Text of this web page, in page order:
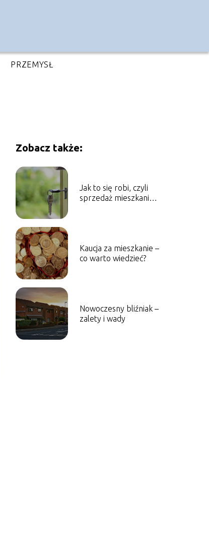
PRZEMYSŁ
Zobacz także:
Jak to się robi, czyli
sprzedaż mieszkania
Kaucja za mieszkanie –
co warto wiedzieć?
Nowoczesny bliźniak –
zalety i wady